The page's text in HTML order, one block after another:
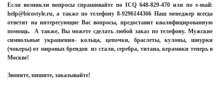
Если возникли вопросы спрашивайте по ICQ 648-829-470 или по e-mail:
help@bicostyle.ru, а также по телефону 8-9296144366 Наш менеджер всегда
ответит на интересующие Вас вопросы, предоставит квалифицированную
помощь. А также, Вы можете сделать любой заказ по телефону. Мужские
символьные украшения- кольца, цепочки, браслеты, кулоны, шнурки
(чокеры) от мировых брендов из стали, серебра, титана, керамики теперь в
Москве!
Звоните, пишите, заказывайте!